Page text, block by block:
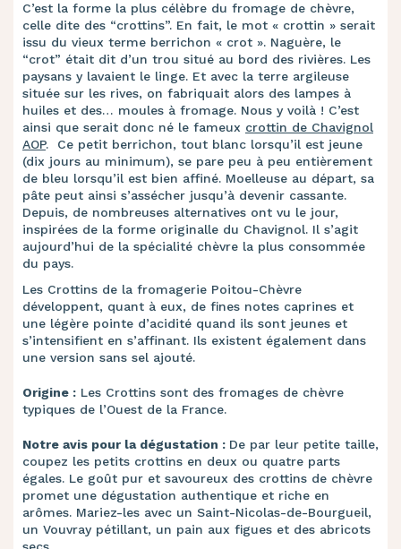
C’est la forme la plus célèbre du fromage de chèvre,
celle dite des “crottins”. En fait, le mot « crottin » serait
issu du vieux terme berrichon « crot ». Naguère, le
“crot” était dit d’un trou situé au bord des rivières. Les
paysans y lavaient le linge. Et avec la terre argileuse
située sur les rives, on fabriquait alors des lampes à
huiles et des… moules à fromage. Nous y voilà ! C’est
ainsi que serait donc né le fameux crottin de Chavignol
AOP. Ce petit berrichon, tout blanc lorsqu’il est jeune
(dix jours au minimum), se pare peu à peu entièrement
de bleu lorsqu’il est bien affiné. Moelleuse au départ, sa
pâte peut ainsi s’assécher jusqu’à devenir cassante.
Depuis, de nombreuses alternatives ont vu le jour,
inspirées de la forme originalle du Chavignol. Il s’agit
aujourd’hui de la spécialité chèvre la plus consommée
du pays.
Les Crottins de la fromagerie Poitou-Chèvre
développent, quant à eux, de fines notes caprines et
une légère pointe d’acidité quand ils sont jeunes et
s’intensifient en s’affinant. Ils existent également dans
une version sans sel ajouté.
Origine : Les Crottins sont des fromages de chèvre
typiques de l’Ouest de la France.
Notre avis pour la dégustation : De par leur petite taille,
coupez les petits crottins en deux ou quatre parts
égales. Le goût pur et savoureux des crottins de chèvre
promet une dégustation authentique et riche en
arômes. Mariez-les avec un Saint-Nicolas-de-Bourgueil,
un Vouvray pétillant, un pain aux figues et des abricots